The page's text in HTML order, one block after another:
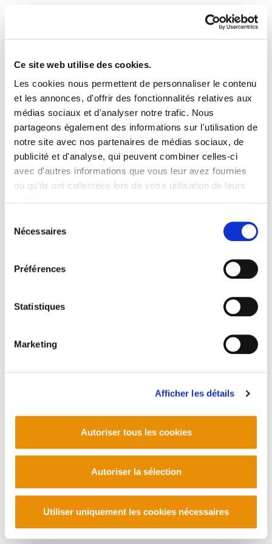
Ce site web utilise des cookies.
Les cookies nous permettent de personnaliser le contenu
et les annonces, d'offrir des fonctionnalités relatives aux
médias sociaux et d'analyser notre trafic. Nous
partageons également des informations sur l'utilisation de
notre site avec nos partenaires de médias sociaux, de
publicité et d'analyse, qui peuvent combiner celles-ci
avec d'autres informations que vous leur avez fournies
ou qu'ils ont collectées lors de votre utilisation de leurs
Nécessaires
Préférences
Statistiques
Marketing
Afficher les détails
Autoriser tous les cookies
Autoriser la sélection
Utiliser uniquement les cookies nécessaires
Enbata + Alda! 2011
Enbata-Alda2011(102).pdf2.6 MB
PLAN DU SITE ACCESSIBILITÉ CONTACT
Manu Robles-Arangiz Institutua Fundazioa
Corderliers karrika 20 - 64100 Baiona -
Contact